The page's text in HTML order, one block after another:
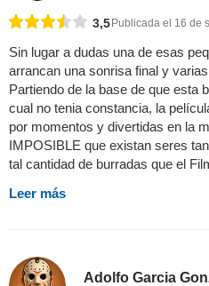
3,5 Publicada el 16 de
Sin lugar a dudas una de esas
arrancan una sonrisa final y
Partiendo de la base de que esta
cual no tenia constancia, la
por momentos y divertidas en la
IMPOSIBLE que existan seres
tal cantidad de burradas que el
Leer más
Adolfo Garcia